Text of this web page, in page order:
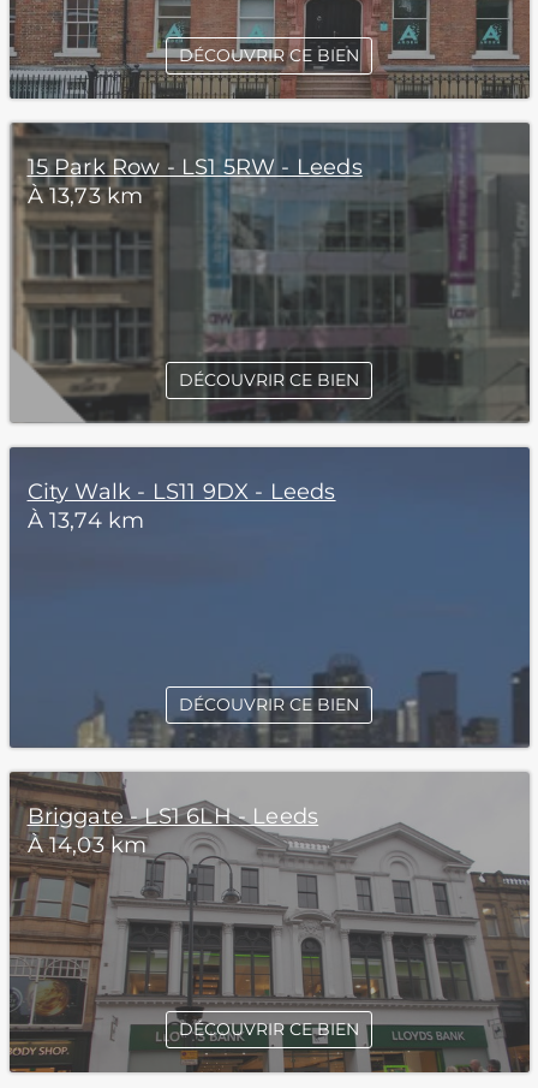
DÉCOUVRIR CE BIEN
15 Park Row - LS1 5RW - Leeds
À 13,73 km
DÉCOUVRIR CE BIEN
City Walk - LS11 9DX - Leeds
À 13,74 km
DÉCOUVRIR CE BIEN
Briggate - LS1 6LH - Leeds
À 14,03 km
DÉCOUVRIR CE BIEN